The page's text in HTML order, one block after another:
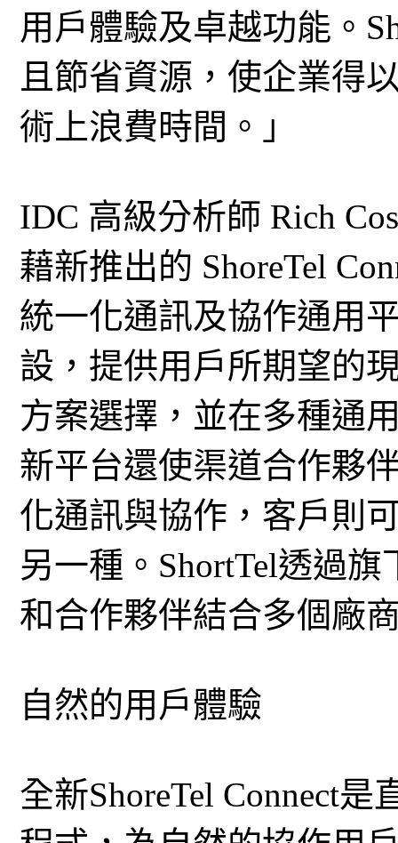
用戶體驗及卓越功能。
且節省資源，使企業得
術上浪費時間。」
IDC 高級分析師 Rich
藉新推出的 ShoreTel
統一化通訊及協作通用
設，提供用戶所期望的
方案選擇，並在多種通
新平台還使渠道合作夥
化通訊與協作，客戶則
另一種。ShortTel透過
和合作夥伴結合多個廠
自然的用戶體驗
全新ShoreTel Connect